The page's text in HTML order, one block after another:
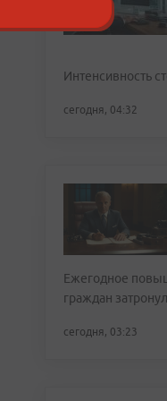
Интенсивность
сегодня, 04:32
Ежегодное
граждан
сегодня, 03:23